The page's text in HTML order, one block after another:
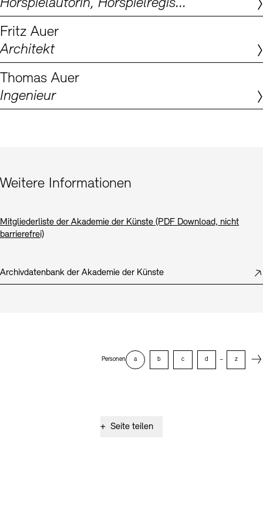
Nachhaltigkeit
Digitale Sammlungen Exil-Archive
Hörspielautorin, Hörspielregisseurin, Dramaturgin
Fritz Auer
Architekt
Thomas Auer
Ingenieur
Weitere Informationen
Mitgliederliste der Akademie der Künste (PDF Download, nicht
barrierefrei)
Archivdatenbank der Akademie der Künste
Personen a b c d – z
+ Seite teilen